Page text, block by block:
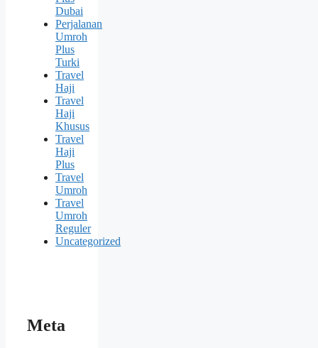
Dubai
Perjalanan
Umroh
Plus
Turki
Travel
Haji
Travel
Haji
Khusus
Travel
Haji
Plus
Travel
Umroh
Travel
Umroh
Reguler
Uncategorized
Meta